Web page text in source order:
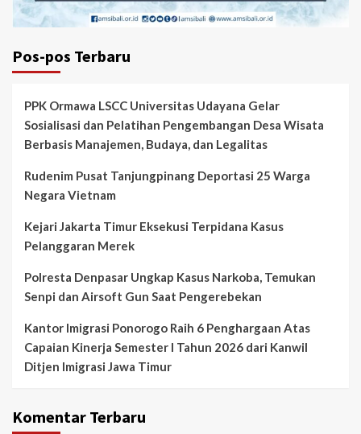
Pos-pos Terbaru
PPK Ormawa LSCC Universitas Udayana Gelar
Sosialisasi dan Pelatihan Pengembangan Desa Wisata
Berbasis Manajemen, Budaya, dan Legalitas
Rudenim Pusat Tanjungpinang Deportasi 25 Warga
Negara Vietnam
Kejari Jakarta Timur Eksekusi Terpidana Kasus
Pelanggaran Merek
Polresta Denpasar Ungkap Kasus Narkoba, Temukan
Senpi dan Airsoft Gun Saat Pengerebekan
Kantor Imigrasi Ponorogo Raih 6 Penghargaan Atas
Capaian Kinerja Semester I Tahun 2026 dari Kanwil
Ditjen Imigrasi Jawa Timur
Komentar Terbaru